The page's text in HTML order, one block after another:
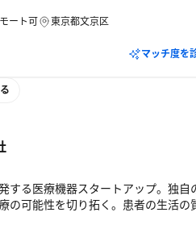
ート可 東京都文京区
マッチ度を
する医療機器スタートアップ。独
の可能性を切り拓く。患者の生活の